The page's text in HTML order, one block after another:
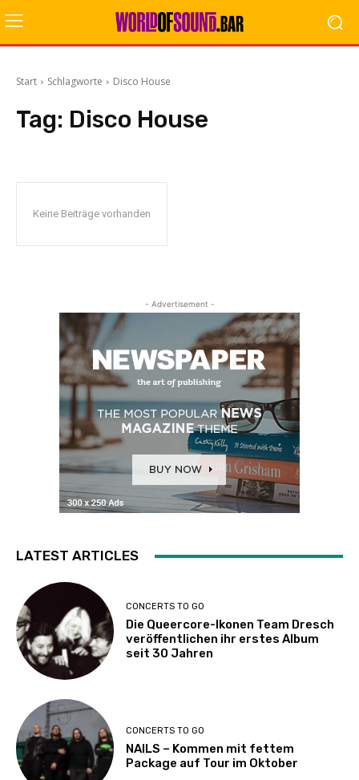
Start Schlagworte Disco House
Tag: Disco House
Keine Beiträge vorhanden
- Advertisement -
LATEST ARTICLES
CONCERTS TO GO
Die Queercore-Ikonen Team Dresch
veröffentlichen ihr erstes Album
seit 30 Jahren
CONCERTS TO GO
NAILS – Kommen mit fettem
Package auf Tour im Oktober